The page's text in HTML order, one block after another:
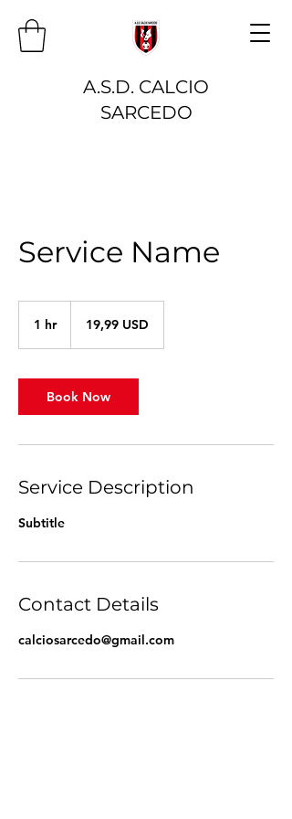
A.S.D. CALCIO
SARCEDO
Service Name
1 hr1
statunitensi
19,99 USD
Book Now
Service Description
Subtitle
Contact Details
calciosarcedo@gmail.com